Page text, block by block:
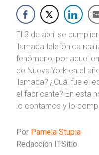
El 3 de abril se
llamada telefónica
fenómeno, por aquel
de Nueva York en el
llamada? ¿Cuál fue el
el fabricante? En esta
lo contamos y lo
Por Pamela Stupia
Redacción ITSitio